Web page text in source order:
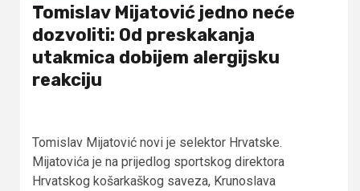
Tomislav Mijatović jedno neće
dozvoliti: Od preskakanja
utakmica dobijem alergijsku
reakciju
Tomislav Mijatović novi je selektor Hrvatske.
Mijatovića je na prijedlog sportskog direktora
Hrvatskog košarkaškog saveza, Krunoslava